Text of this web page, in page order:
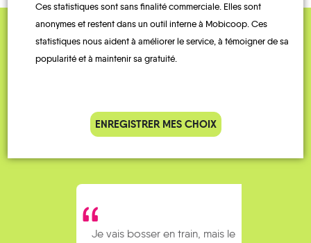
QUELQUES
Je vais bosser en train, mais le
Ces statistiques sont sans finalité commerciale. Elles sont
anonymes et restent dans un outil interne à Mobicoop. Ces
statistiques nous aident à améliorer le service, à témoigner de sa
popularité et à maintenir sa gratuité.
ENREGISTRER MES CHOIX